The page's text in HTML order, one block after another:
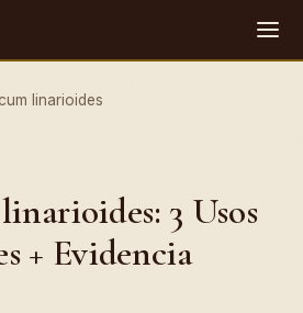
linarioides
3 Usos
+ Evidencia